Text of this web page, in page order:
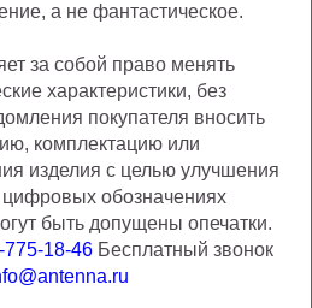
а не фантастическое.
за собой право менять
характеристики, без
покупателя вносить
комплектацию или
изделия с целью улучшения
цифровых обозначениях
быть допущены опечатки.
775-18-46 Бесплатный звонок